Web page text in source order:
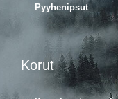
Pyyhenipsut
Korut